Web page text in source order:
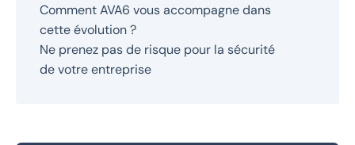
Comment AVA6 vous accompagne dans
cette évolution ?
Ne prenez pas de risque pour la sécurité
de votre entreprise